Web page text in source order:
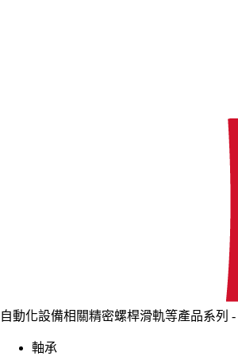
自動化設備相關精密螺桿滑軌等產品系列
軸承